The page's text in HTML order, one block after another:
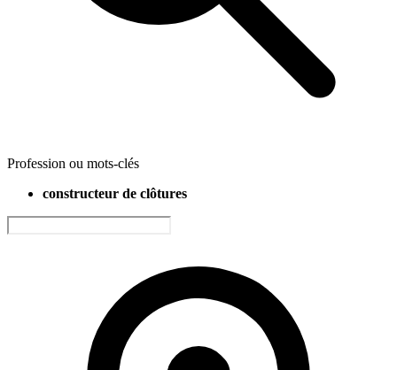
Profession ou mots-clés
constructeur de clôtures